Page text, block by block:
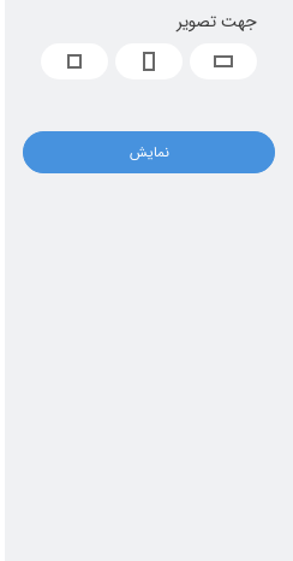
جهت تصویر
نمایش
کسب درآمد از فروش تصاویر
021 28428845
تماس با ما
بلاگ پارس استاک